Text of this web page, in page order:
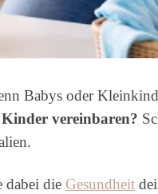
Babys oder
vereinbaren?
dabei die Gesundheit